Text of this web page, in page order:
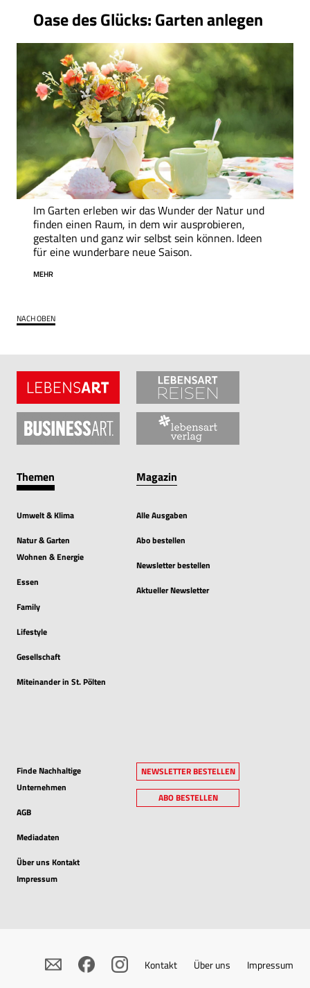
Oase des Glücks: Garten anlegen
Im Garten erleben wir das Wunder der Natur und
finden einen Raum, in dem wir ausprobieren,
gestalten und ganz wir selbst sein können. Ideen
für eine wunderbare neue Saison.
MEHR
NACH OBEN
Themen
Umwelt & Klima
Natur & Garten
Wohnen & Energie
Essen
Family
Lifestyle
Gesellschaft
Miteinander in St. Pölten
Magazin
Alle Ausgaben
Abo bestellen
Newsletter bestellen
Aktueller Newsletter
Finde Nachhaltige
Unternehmen
AGB
Mediadaten
Über uns Kontakt
Impressum
NEWSLETTER BESTELLEN
ABO BESTELLEN
Kontakt Über uns Impressum